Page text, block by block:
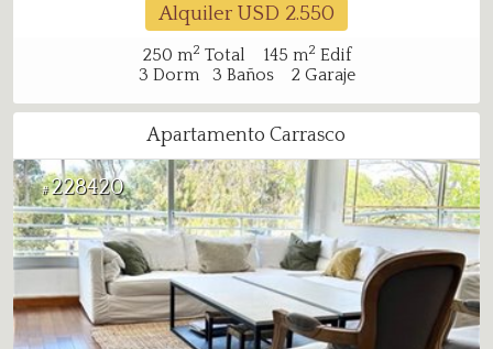
Alquiler USD 2.550
250 m2 Total 145 m2 Edif
3 Dorm 3 Baños 2Garaje
Apartamento Carrasco
#228420